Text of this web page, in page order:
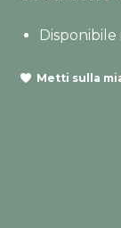
Metti sulla